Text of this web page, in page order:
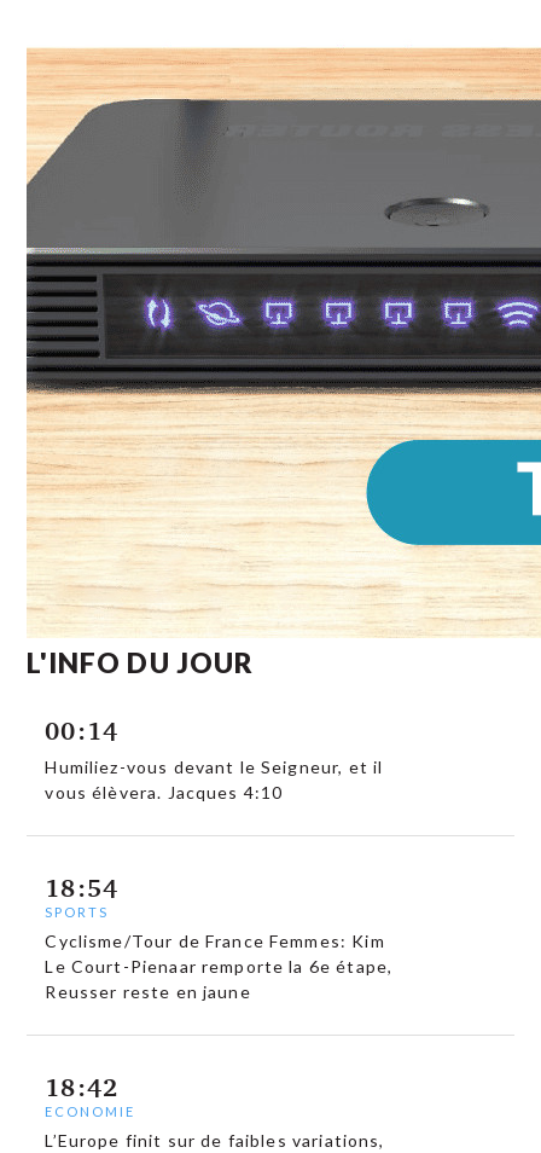
L'INFO DU JOUR
00:14
Humiliez-vous devant le Seigneur, et il
vous élèvera. Jacques 4:10
18:54
SPORTS
Cyclisme/Tour de France Femmes: Kim
Le Court-Pienaar remporte la 6e étape,
Reusser reste en jaune
18:42
ECONOMIE
L’Europe finit sur de faibles variations,